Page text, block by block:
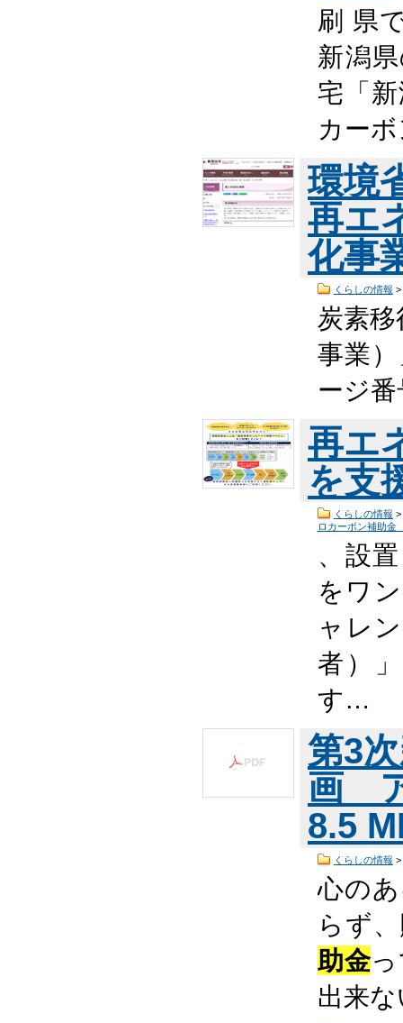
刷 県
新潟
宅「
カー
環境
再エ
化事
くらしの情報 >
炭素
事業
ージ
再エ
を支
くらしの情報 >
ロカーボン補助金
、設
をワ
ャレ
者）
す…
第3
画
8.5
くらしの情報 >
心の
らず
助金
出来